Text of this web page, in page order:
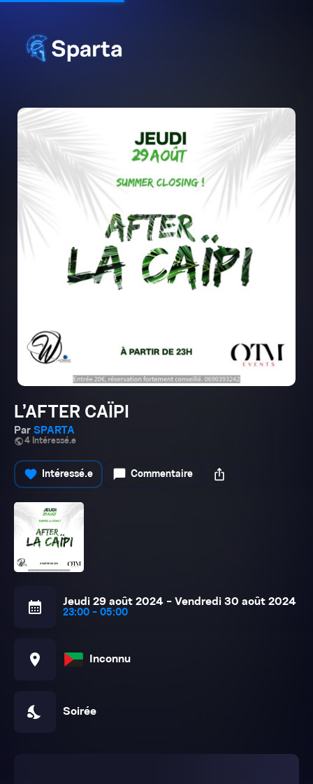
L’AFTER CAÏPI
Par SPARTA
public4 Intéressé.e
favorite Intéressé.e chat_bubble Commentaire ios_share
calendar_month Jeudi 29 août 2024 - Vendredi 30 août 2024
23:00 - 05:00
location_on Inconnu
nights_stay Soirée